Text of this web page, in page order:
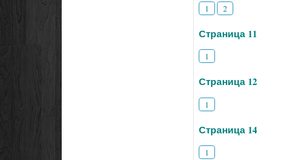
1 2
Страница 11
1
Страница 12
1
Страница 14
1